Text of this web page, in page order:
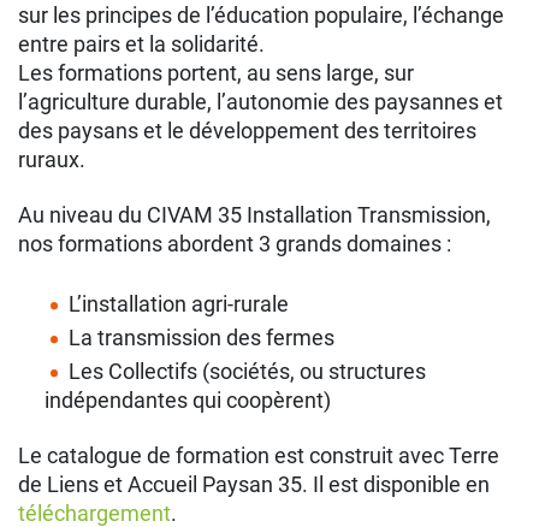
sur les principes de l’éducation populaire, l’échange
entre pairs et la solidarité.
Les formations portent, au sens large, sur
l’agriculture durable, l’autonomie des paysannes et
des paysans et le développement des territoires
ruraux.
Au niveau du CIVAM 35 Installation Transmission,
nos formations abordent 3 grands domaines :
L’installation agri-rurale
La transmission des fermes
Les Collectifs (sociétés, ou structures
indépendantes qui coopèrent)
Le catalogue de formation est construit avec Terre
de Liens et Accueil Paysan 35. Il est disponible en
téléchargement.